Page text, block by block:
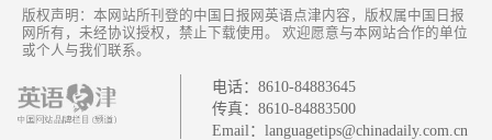
版权声明：本网站所刊登的中国日报网英语点津内容，版权属中国日报
网所有，未经协议授权，禁止下载使用。 欢迎愿意与本网站合作的单位
或个人与我们联系。
电话： 8610-84883645
传真： 8610-84883500
Email： languagetips@chinadaily.com.cn